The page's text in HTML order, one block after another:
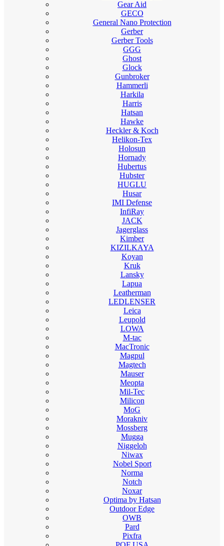
Gear Aid
GECO
General Nano Protection
Gerber
Gerber Tools
GGG
Ghost
Glock
Gunbroker
Hammerli
Harkila
Harris
Hatsan
Hawke
Heckler & Koch
Helikon-Tex
Holosun
Hornady
Hubertus
Hubster
HUGLU
Husar
IMI Defense
InfiRay
JACK
Jagerglass
Kimber
KIZILKAYA
Koyan
Kruk
Lansky
Lapua
Leatherman
LEDLENSER
Leica
Leupold
LOWA
M-tac
MacTronic
Magpul
Magtech
Mauser
Meopta
Mil-Tec
Milicon
MoG
Morakniv
Mossberg
Mugga
Niggeloh
Niwax
Nobel Sport
Norma
Notch
Noxar
Optima by Hatsan
Outdoor Edge
OWB
Pard
Pixfra